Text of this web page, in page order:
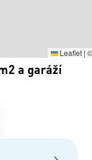
Leaflet |
a garáží